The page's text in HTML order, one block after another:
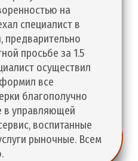
на
специалист в
предварительно
просьбе за 1.5
осуществил
все
благополучно
в управляющей
воспитанные
рыночные. Всем